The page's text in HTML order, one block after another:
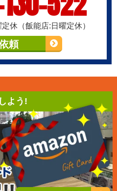
休（飯能店:日曜定休）
頼
よう!